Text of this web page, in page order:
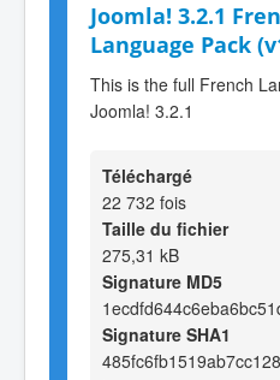
Joomla! 3.2.1
Language Pack
This is the full French
Joomla! 3.2.1
Téléchargé
22 732 fois
Taille du fichier
275,31 kB
Signature MD5
Signature SHA1